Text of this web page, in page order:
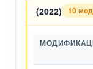
(2022)
10